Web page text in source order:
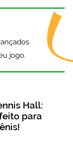
jogo.
Hall:
para